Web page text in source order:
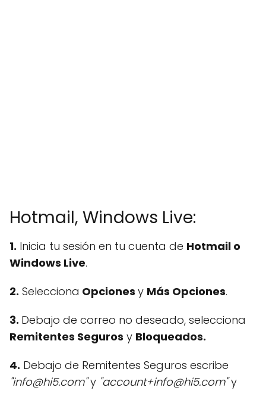
Hotmail, Windows Live:
1. Inicia tu sesión en tu cuenta de Hotmail o
Windows Live.
2. Selecciona Opciones y Más Opciones.
3. Debajo de correo no deseado, selecciona
Remitentes Seguros y Bloqueados.
4. Debajo de Remitentes Seguros escribe
"info@hi5.com"y "account+info@hi5.com"y